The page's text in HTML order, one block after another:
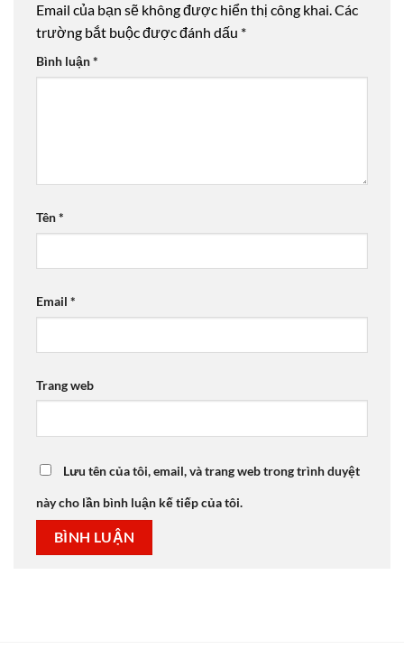
Email của bạn sẽ không được hiển thị công khai.Các
trường bắt buộc được đánh dấu *
Bình luận*
Tên*
Email *
Trang web
Lưu tên của tôi, email, và trang web trong trình duyệt
này cho lần bình luận kế tiếp của tôi.